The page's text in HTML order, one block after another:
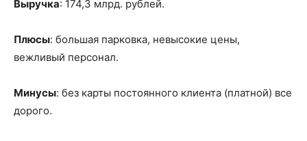
Выручка: 174,3 млрд. рублей.
Плюсы: большая парковка, невысокие цены,
вежливый персонал.
Минусы: без карты постоянного клиента (платной) все
дорого.